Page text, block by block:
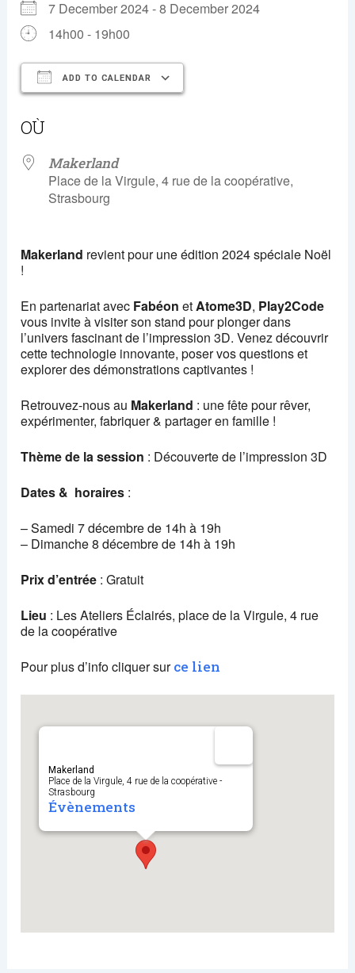
7 December 2024 - 8 December 2024
14h00 - 19h00
ADD TO CALENDAR
OÙ
Makerland
Place de la Virgule, 4 rue de la coopérative,
Strasbourg
Makerland revient pour une édition 2024 spéciale Noël
!
En partenariat avec Fabéon etAtome3D, Play2Code
vous invite à visiter son stand pour plonger dans
l’univers fascinant de l’impression 3D. Venez découvrir
cette technologie innovante, poser vos questions et
explorer des démonstrations captivantes !
Retrouvez-nous au Makerland : une fête pour rêver,
expérimenter, fabriquer & partager en famille !
Thème de la session : Découverte de l’impression 3D
Dates & horaires :
– Samedi 7 décembre de 14h à 19h
– Dimanche 8 décembre de 14h à 19h
Prix d’entrée : Gratuit
Lieu : Les Ateliers Éclairés, place de la Virgule, 4 rue
de la coopérative
Pour plus d’info cliquer surce lien
Makerland
Place de la Virgule, 4 rue de la coopérative -
Strasbourg
Évènements